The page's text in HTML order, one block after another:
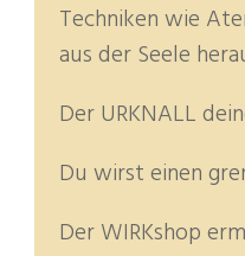
Techniken wie
aus der Seele
Der URKNALL
Du wirst einen
Der WIRKshop